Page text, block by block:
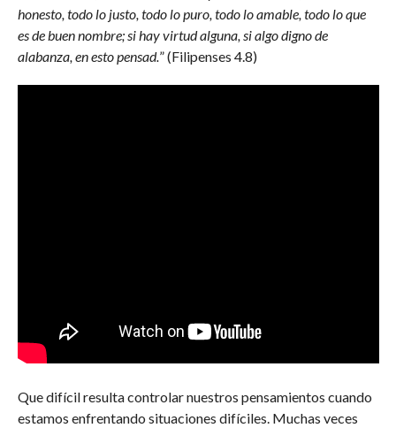
honesto, todo lo justo, todo lo puro, todo lo amable, todo lo que
es de buen nombre; si hay virtud alguna, si algo digno de
alabanza, en esto pensad.” (Filipenses 4.8)
Que difícil resulta controlar nuestros pensamientos cuando
estamos enfrentando situaciones difíciles. Muchas veces